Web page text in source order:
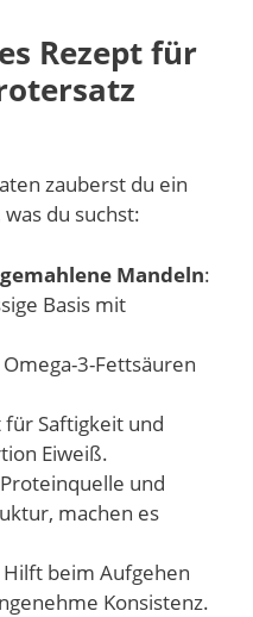
Rezept für
zauberst du ein
du suchst:
Mandeln:
Basis mit
3-Fettsäuren
für Saftigkeit und
Eiweiß.
und
machen es
Hilft beim Aufgehen
Konsistenz.